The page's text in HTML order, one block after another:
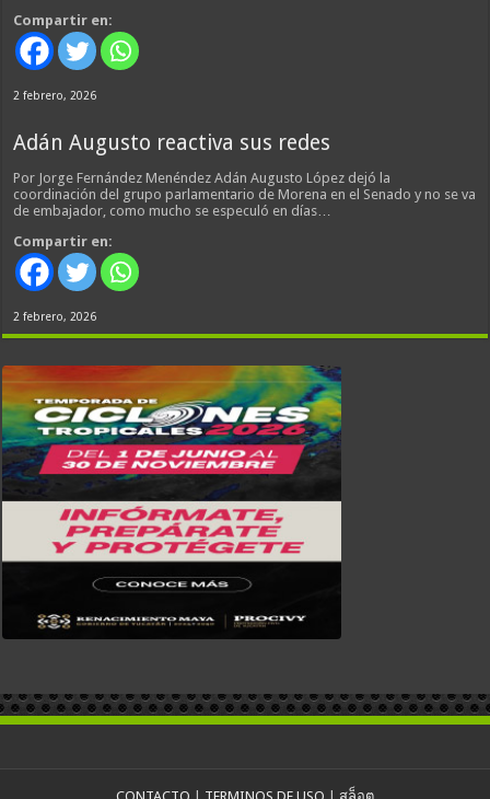
Compartir en:
2 febrero, 2026
Adán Augusto reactiva sus redes
Por Jorge Fernández Menéndez Adán Augusto López dejó la
coordinación del grupo parlamentario de Morena en el Senado y no se va
de embajador, como mucho se especuló en días…
Compartir en:
2 febrero, 2026